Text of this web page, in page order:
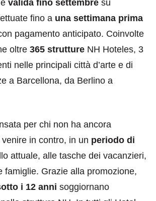
valida fino settembre su
fino a una settimana prima
pagamento anticipato. Coinvolte
oltre 365 strutture NH Hoteles, 3
nelle principali città d’arte e di
a Barcellona, da Berlino a
per chi non ha ancora
in contro, in un periodo di
attuale, alle tasche dei vacanzieri,
famiglie. Grazie alla promozione,
i 12 anni soggiornano